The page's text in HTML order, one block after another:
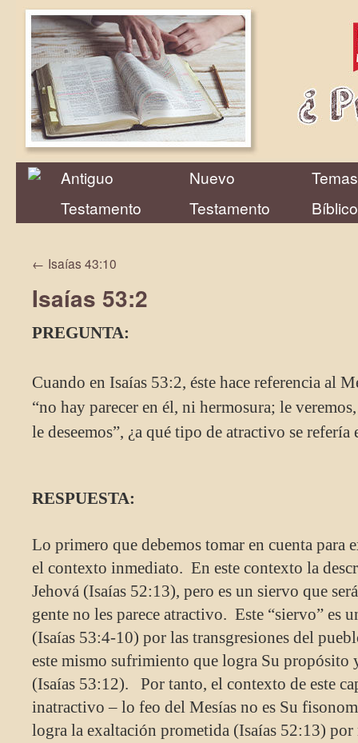
Antiguo
Testamento
Nuevo
Testamento
Temas
← Isaías 43:10
Isaías 53:2
PREGUNTA:
Cuando en Isaías 53:2, éste hace referencia al
“no hay parecer en él, ni hermosura; le
le deseemos”, ¿a qué tipo de atractivo se refería
RESPUESTA:
Lo primero que debemos tomar en cuenta para
el contexto inmediato. En este contexto la
Jehová (Isaías 52:13), pero es un siervo que
gente no les parece atractivo. Este “siervo” es
(Isaías 53:4-10) por las transgresiones del
este mismo sufrimiento que logra Su propósito
(Isaías 53:12). Por tanto, el contexto de este
inatractivo – lo feo del Mesías no es Su
logra la exaltación prometida (Isaías 52:13)